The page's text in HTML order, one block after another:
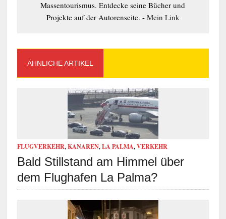
Massentourismus. Entdecke seine Bücher und
Projekte auf der Autorenseite. - Mein Link
ÄHNLICHE ARTIKEL
FLUGVERKEHR, KANAREN, LA PALMA, VERKEHR
Bald Stillstand am Himmel über
dem Flughafen La Palma?